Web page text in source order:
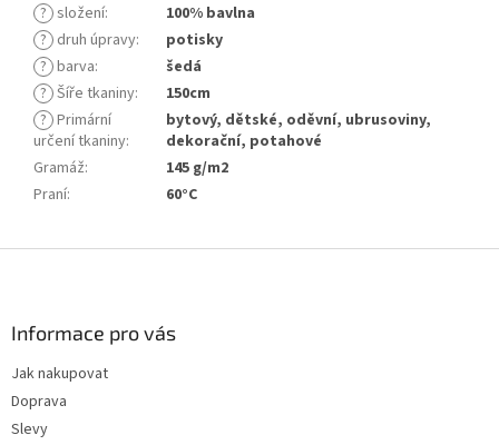
? složení:
100% bavlna
? druh úpravy:
potisky
? barva:
šedá
? Šíře tkaniny:
150cm
? Primární
určení tkaniny:
bytový, dětské, oděvní, ubrusoviny,
dekorační, potahové
Gramáž:
145 g/m2
Praní: 60°C
Informace pro vás
Jak nakupovat
Doprava
Slevy